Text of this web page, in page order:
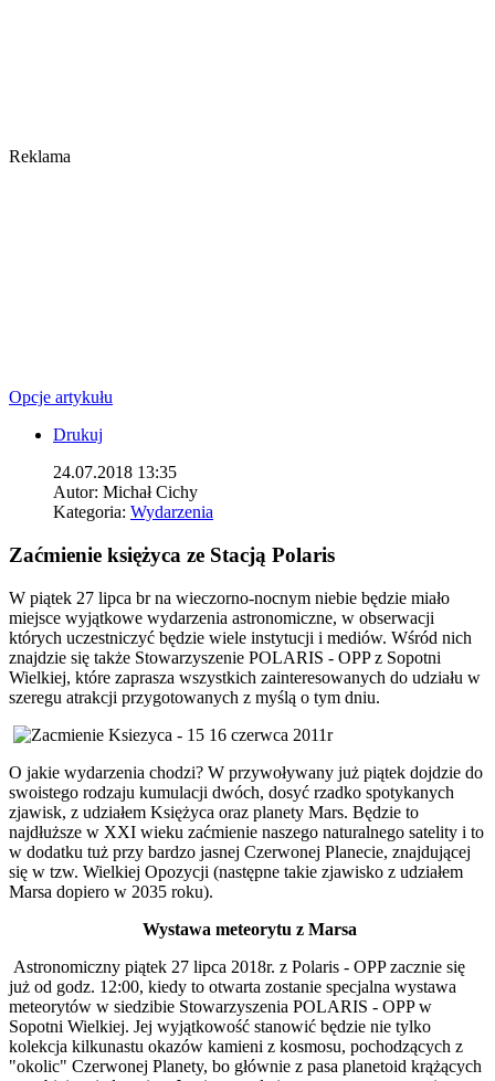
Reklama
Opcje artykułu
Drukuj
24.07.2018 13:35
Autor: Michał Cichy
Kategoria: Wydarzenia
Zaćmienie księżyca ze Stacją Polaris
W piątek 27 lipca br na wieczorno-nocnym niebie będzie miało
miejsce wyjątkowe wydarzenia astronomiczne, w obserwacji
których uczestniczyć będzie wiele instytucji i mediów. Wśród nich
znajdzie się także Stowarzyszenie POLARIS - OPP z Sopotni
Wielkiej, które zaprasza wszystkich zainteresowanych do udziału w
szeregu atrakcji przygotowanych z myślą o tym dniu.
O jakie wydarzenia chodzi? W przywoływany już piątek dojdzie do
swoistego rodzaju kumulacji dwóch, dosyć rzadko spotykanych
zjawisk, z udziałem Księżyca oraz planety Mars. Będzie to
najdłuższe w XXI wieku zaćmienie naszego naturalnego satelity i to
w dodatku tuż przy bardzo jasnej Czerwonej Planecie, znajdującej
się w tzw. Wielkiej Opozycji (następne takie zjawisko z udziałem
Marsa dopiero w 2035 roku).
Wystawa meteorytu z Marsa
Astronomiczny piątek 27 lipca 2018r. z Polaris - OPP zacznie się
już od godz. 12:00, kiedy to otwarta zostanie specjalna wystawa
meteorytów w siedzibie Stowarzyszenia POLARIS - OPP w
Sopotni Wielkiej. Jej wyjątkowość stanowić będzie nie tylko
kolekcja kilkunastu okazów kamieni z kosmosu, pochodzących z
"okolic" Czerwonej Planety, bo głównie z pasa planetoid krążących